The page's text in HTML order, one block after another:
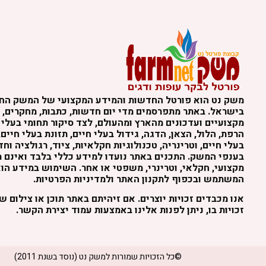
משק נט הוא פורטל החדשות והמידע המקצועי של המשק
בישראל. באתר מתפרסמים מדי יום חדשות, כתבות, מחקרים,
מקצועיים ועדכונים מהארץ ומהעולם, לצד סיקור תחומי
הרפת, הלול, הצאן, הדגה, גידול בעלי חיים, תזונת בעלי
בעלי חיים, וטרינריה, טכנולוגיות חקלאיות, ציוד, רגולציה
בענפי המשק. התכנים באתר נועדו למידע כללי בלבד ואינם
מקצועי, חקלאי, וטרינרי, משפטי או אחר. השימוש במידע
המשתמש ובכפוף לתקנון האתר ולמדיניות הפרטיות.
אנו מכבדים זכויות יוצרים. אם זיהיתם באתר תוכן או
זכויות בו, ניתן לפנות אלינו באמצעות עמוד יצירת הקשר.
©כל הזכויות שמורות למשק נט (נוסד בשנת 2011)